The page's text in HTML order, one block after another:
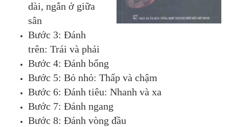
dài, ngắn ở giữa
sân
Bước 3: Đánh
trên: Trái và phải
Bước 4: Đánh bổng
Bước 5: Bỏ nhỏ: Thấp và chậm
Bước 6: Đánh tiêu: Nhanh và xa
Bước 7: Đánh ngang
Bước 8: Đánh vòng đầu